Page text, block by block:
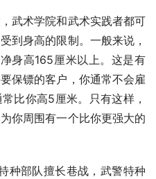
武术学院和武术实践者都可
到身高的限制。一般来说，
身高165厘米以上。这是有
保镖的客户，你通常不会雇
比你高5厘米。只有这样，
你周围有一个比你更强大的
种部队擅长巷战，武警特种